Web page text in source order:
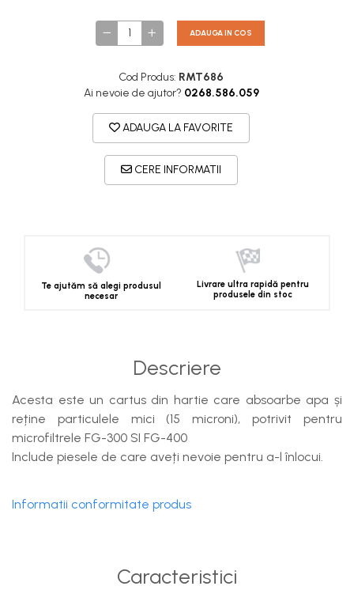
ADAUGA IN COS
Cod Produs: RMT686
Ai nevoie de ajutor? 0268.586.059
ADAUGA LA FAVORITE
CERE INFORMATII
Te ajutăm să alegi produsul
necesar
Livrare ultra rapidă pentru
produsele din stoc
Descriere
Acesta este un cartus din hartie care absoarbe apa și
reține particulele mici (15 microni), potrivit pentru
microfiltrele FG-300 SI FG-400
Include piesele de care aveți nevoie pentru a-l înlocui.
Informatii conformitate produs
Caracteristici